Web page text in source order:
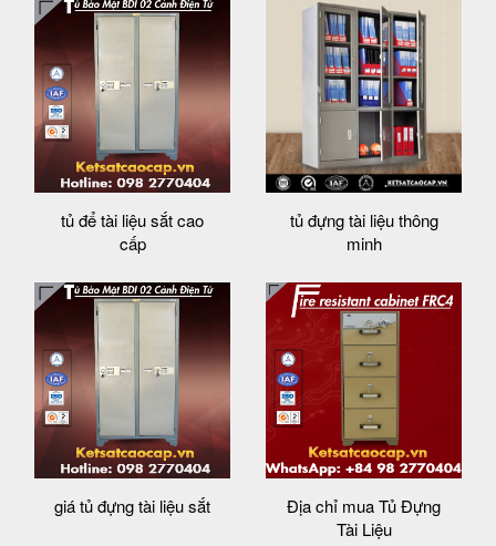
tủ để tài liệu sắt cao
cấp
tủ đựng tài liệu thông
minh
giá tủ đựng tài liệu sắt
Địa chỉ mua Tủ Đựng
Tài Liệu